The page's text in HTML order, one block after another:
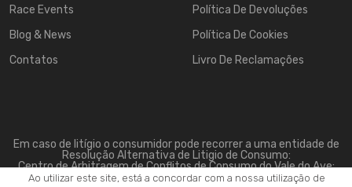
Race Events
Blog & News
Contatos
Política De Devoluções
Política De Cookies
Livro De Reclamações
Em caso de litígio o consumidor pode recorrer a uma entidade de
Resolução Alternativa de Litigio de Consumo:
Centro de Arbitragem de Conflitos de Consumo do Vale do Ave:
www.triave.pt
Ao utilizar este site, está a concordar com a nossa utilização de